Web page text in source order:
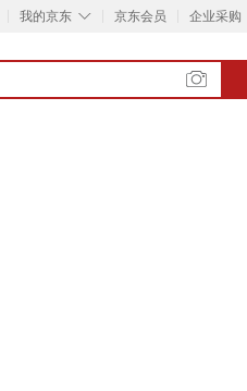
◇
我的京东 京东会员 企业采购